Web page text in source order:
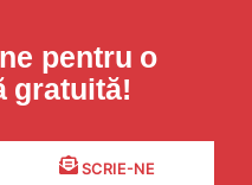
pentru o
gratuită!
SCRIE-NE